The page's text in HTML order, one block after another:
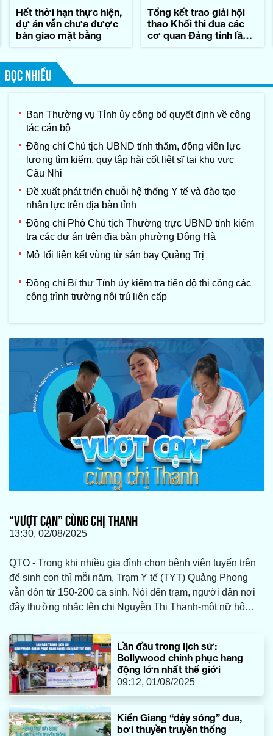
Hết thời hạn thực hiện,
dự án vẫn chưa được
bàn giao mặt bằng
Tổng kết trao giải hội
thao Khối thi đua các
cơ quan Đảng tỉnh lần
ĐỌC NHIỀU
Ban Thường vụ Tỉnh ủy công bố quyết định về công
tác cán bộ
Đồng chí Chủ tịch UBND tỉnh thăm, động viên lực
lượng tìm kiếm, quy tập hài cốt liệt sĩ tại khu vực
Câu Nhi
Đề xuất phát triển chuỗi hệ thống Y tế và đào tạo
nhân lực trên địa bàn tỉnh
Đồng chí Phó Chủ tịch Thường trực UBND tỉnh kiểm
tra các dự án trên địa bàn phường Đông Hà
Mở lối liên kết vùng từ sân bay Quảng Trị
Đồng chí Bí thư Tỉnh ủy kiểm tra tiến độ thi công các
công trình trường nội trú liên cấp
“VƯỢT CẠN” CÙNG CHỊ THANH
13:30, 02/08/2025
QTO - Trong khi nhiều gia đình chọn bệnh viện tuyến trên
để sinh con thì mỗi năm, Trạm Y tế (TYT) Quảng Phong
vẫn đón từ 150-200 ca sinh. Nói đến trạm, người dân nơi
đây thường nhắc tên chị Nguyễn Thị Thanh-một nữ hộ
ở các xã, phường thuộc TX. Ba Đồn (cũ) “vượt cạn” thành
công.
Lần đầu trong lịch sử:
Bollywood chinh phục hang
động lớn nhất thế giới
09:12, 01/08/2025
Kiến Giang “dậy sóng” đua,
bơi thuyền truyền thống